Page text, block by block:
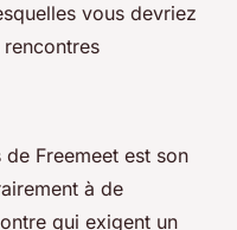
vous devriez
Freemeet est son
à de
qui exigent un